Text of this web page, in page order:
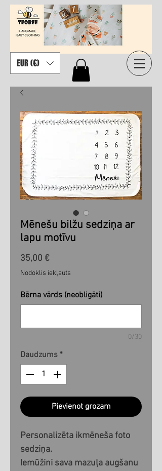
EUR (€)
Mēnešu bilžu sedziņa ar
lapu motīvu
35,00 €Cena
Nodoklis iekļauts
Bērna vārds (neobligāti)
0/30
Daudzums *
Pievienot grozam
Personalizēta ikmēneša foto
sedziņa.
Iemūžini sava mazuļa augšanu